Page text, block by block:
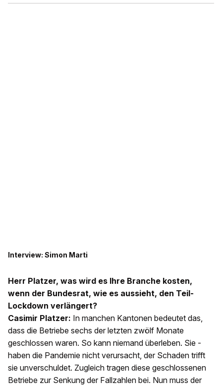
Interview: Simon Marti
Herr Platzer, was wird es Ihre Branche kosten,
wenn der Bundesrat, wie es aussieht, den Teil-
Lockdown verlängert?
Casimir Platzer: In manchen Kantonen bedeutet das,
dass die Betriebe sechs der letzten zwölf Monate
geschlossen waren. So kann niemand überleben. Sie ­
haben die Pandemie nicht ver­ursacht, der Schaden trifft
sie unverschuldet. Zugleich tragen diese geschlossenen
Betriebe zur Senkung der Fallzahlen bei. Nun muss der